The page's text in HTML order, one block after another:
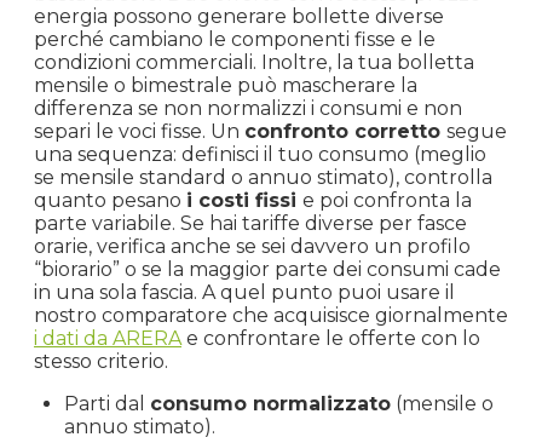
energia possono generare bollette diverse
perché cambiano le componenti fisse e le
condizioni commerciali. Inoltre, la tua bolletta
mensile o bimestrale può mascherare la
differenza se non normalizzi i consumi e non
separi le voci fisse. Un confronto corretto segue
una sequenza: definisci il tuo consumo (meglio
se mensile standard o annuo stimato), controlla
quanto pesano i costi fissi e poi confronta la
parte variabile. Se hai tariffe diverse per fasce
orarie, verifica anche se sei davvero un profilo
“biorario” o se la maggior parte dei consumi cade
in una sola fascia. A quel punto puoi usare il
nostro comparatore che acquisisce giornalmente
i dati da ARERAe confrontare le offerte con lo
stesso criterio.
Parti dal consumo normalizzato (mensile o
annuo stimato).